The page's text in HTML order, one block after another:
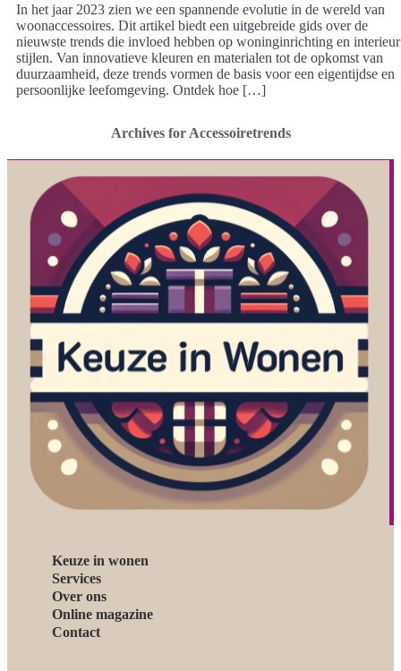
In het jaar 2023 zien we een spannende evolutie in de wereld van
woonaccessoires. Dit artikel biedt een uitgebreide gids over de
nieuwste trends die invloed hebben op woninginrichting en interieur
stijlen. Van innovatieve kleuren en materialen tot de opkomst van
duurzaamheid, deze trends vormen de basis voor een eigentijdse en
persoonlijke leefomgeving. Ontdek hoe […]
Archives for Accessoiretrends
Keuze in wonen
Services
Over ons
Online magazine
Contact